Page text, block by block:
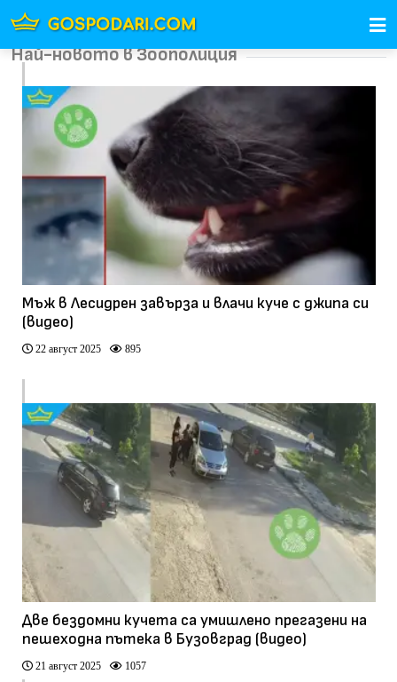
Най-новото в Зоополиция
Мъж в Лесидрен завърза и влачи куче с джипа си
(видео)
22 август 2025 895
Две бездомни кучета са умишлено прегазени на
пешеходна пътека в Бузовград (видео)
21 август 2025 1057